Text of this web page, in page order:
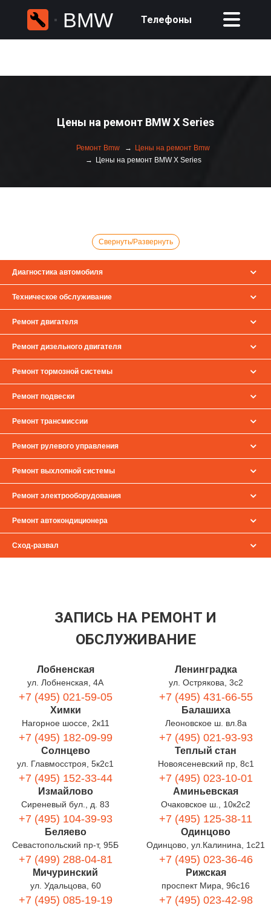
BMW Телефоны
Цены на ремонт BMW X Series
Ремонт Bmw
Цены на ремонт Bmw
Цены на ремонт BMW X Series
Свернуть/Развернуть
Диагностика автомобиля
Техническое обслуживание
Ремонт двигателя
Ремонт дизельного двигателя
Ремонт тормозной системы
Ремонт подвески
Ремонт трансмиссии
Ремонт рулевого управления
Ремонт выхлопной системы
Ремонт электрооборудования
Ремонт автокондиционера
Сход-развал
ЗАПИСЬ НА РЕМОНТ И
ОБСЛУЖИВАНИЕ
Лобненская
ул. Лобненская, 4А
+7 (495) 021-59-05
Ленинградка
ул. Острякова, 3с2
+7 (495) 431-66-55
Химки
Нагорное шоссе, 2к11
+7 (495) 182-09-99
Балашиха
Леоновское ш. вл.8а
+7 (495) 021-93-93
Солнцево
ул. Главмосстроя, 5к2с1
+7 (495) 152-33-44
Теплый стан
Новоясеневский пр, 8с1
+7 (495) 023-10-01
Измайлово
Сиреневый бул., д. 83
+7 (495) 104-39-93
Аминьевская
Очаковское ш., 10к2с2
+7 (495) 125-38-11
Беляево
Севастопольский пр-т, 95Б
+7 (499) 288-04-81
Одинцово
Одинцово, ул.Калинина, 1с21
+7 (495) 023-36-46
Мичуринский
ул. Удальцова, 60
+7 (495) 085-19-19
Рижская
проспект Мира, 96с16
+7 (495) 023-42-98